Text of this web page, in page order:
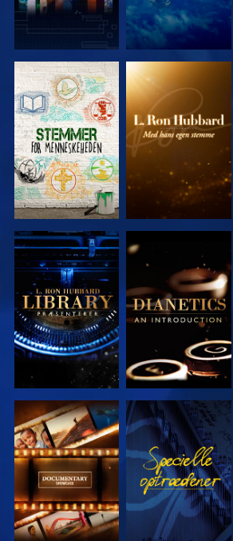
UDFORSK
SERIEN
UDFORSK
SERIEN
UDFORSK
SERIEN
UDFORSK
SERIEN
UDFORSK
SERIEN
SE